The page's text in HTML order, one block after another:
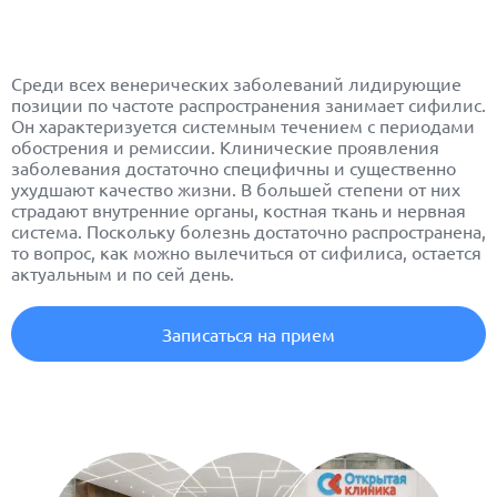
Среди всех венерических заболеваний лидирующие
позиции по частоте распространения занимает сифилис.
Он характеризуется системным течением с периодами
обострения и ремиссии. Клинические проявления
заболевания достаточно специфичны и существенно
ухудшают качество жизни. В большей степени от них
страдают внутренние органы, костная ткань и нервная
система. Поскольку болезнь достаточно распространена,
то вопрос, как можно вылечиться от сифилиса, остается
актуальным и по сей день.
Записаться на прием